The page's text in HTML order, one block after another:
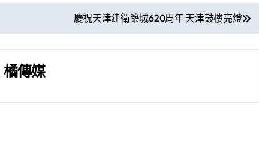
慶祝天津建衛築城620周年 天津鼓樓亮燈
橘傳媒